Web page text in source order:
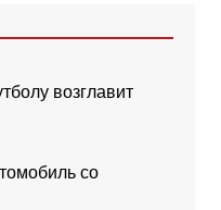
возглавит
со